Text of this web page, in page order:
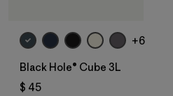
+6
Black Hole® Cube 3L
$ 45